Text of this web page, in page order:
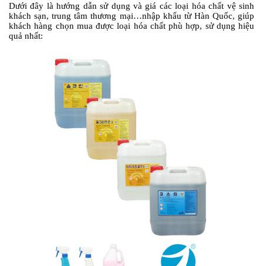
Dưới đây là hướng dẫn sử dụng và giá các loại hóa chất vệ sinh
khách sạn, trung tâm thương mại…nhập khẩu từ Hàn Quốc, giúp
khách hàng chọn mua được loại hóa chất phù hợp, sử dụng hiệu
quả nhất: